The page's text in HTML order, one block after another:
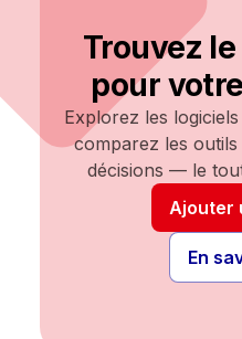
Trouvez
pour
Explorez les
comparez les
décisions — le
Ajouter
En